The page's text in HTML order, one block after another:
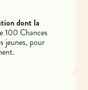
dont la
100 Chances
jeunes, pour